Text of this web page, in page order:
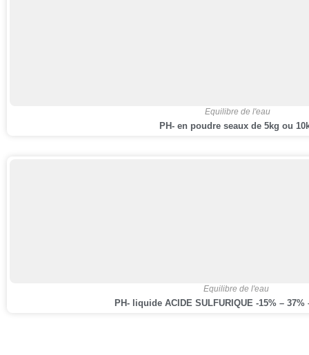
Equilibre de l'eau
PH- en poudre seaux de 5kg ou
Equilibre de l'eau
PH- liquide ACIDE SULFURIQUE -15% – 37%